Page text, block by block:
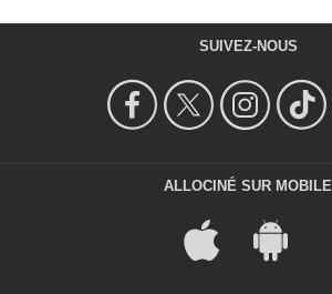
SUIVEZ-NOUS
ALLOCINÉ SUR MOBILE